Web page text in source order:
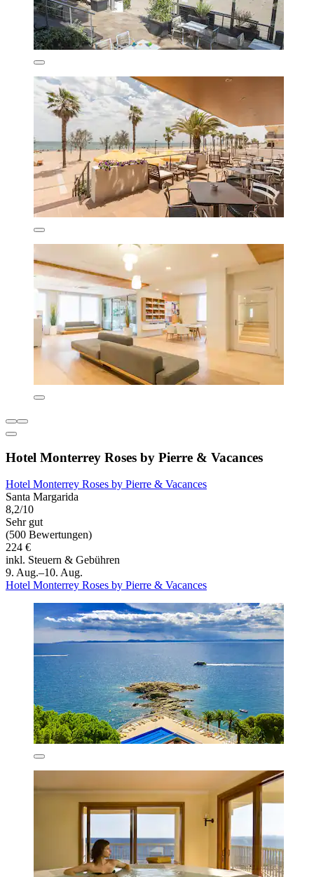
Hotel Monterrey Roses by Pierre & Vacances
Hotel Monterrey Roses by Pierre & Vacances
Santa Margarida
8,2/10
Sehr gut
(500 Bewertungen)
224 €
inkl. Steuern & Gebühren
9. Aug.–10. Aug.
Hotel Monterrey Roses by Pierre & Vacances